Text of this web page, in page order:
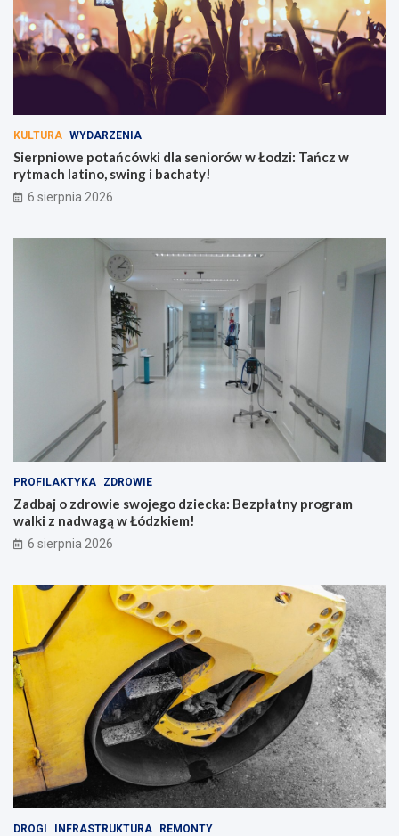
KULTURA WYDARZENIA
Sierpniowe potańcówki dla seniorów w Łodzi: Tańcz w
rytmach latino, swing i bachaty!
6 sierpnia 2026
PROFILAKTYKA ZDROWIE
Zadbaj o zdrowie swojego dziecka: Bezpłatny program
walki z nadwagą w Łódzkiem!
6 sierpnia 2026
DROGI INFRASTRUKTURA REMONTY